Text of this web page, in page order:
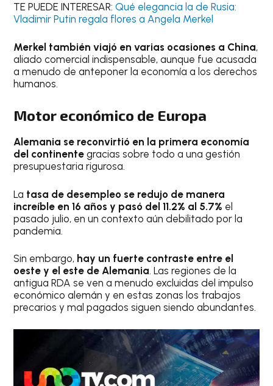
TE PUEDE INTERESAR:Qué elegancia la de Rusia:
Vladimir Putin regala flores a Angela Merkel
Merkel también viajó en varias ocasiones a China,
aliado comercial indispensable, aunque fue acusada
a menudo de anteponer la economía a los derechos
humanos.
Motor económico de Europa
Alemania se reconvirtió en la primera economía
del continente gracias sobre todo a una gestión
presupuestaria rigurosa.
La tasa de desempleo se redujo de manera
increíble en 16 años y pasó del 11.2% al 5.7% el
pasado julio, en un contexto aún debilitado por la
pandemia.
Sin embargo, hay un fuerte contraste entre el
oeste y el este de Alemania. Las regiones de la
antigua RDA se ven a menudo excluidas del impulso
económico alemán y en estas zonas los trabajos
precarios y mal pagados siguen siendo abundantes.